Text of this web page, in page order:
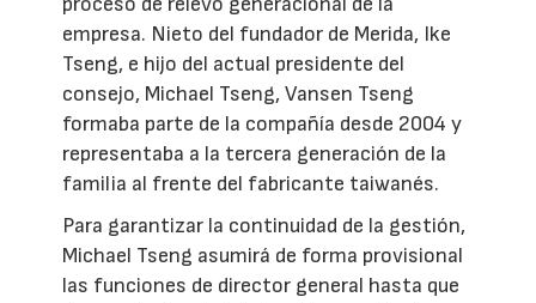
empresa. Nieto del fundador de Merida, Ike
Tseng, e hijo del actual presidente del
consejo, Michael Tseng, Vansen Tseng
formaba parte de la compañía desde 2004 y
representaba a la tercera generación de la
familia al frente del fabricante taiwanés.
Para garantizar la continuidad de la gestión,
Michael Tseng asumirá de forma provisional
las funciones de director general hasta que